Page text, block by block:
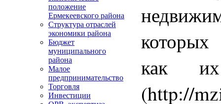
положение
Ермекеевского района
Структура отраслей
экономики района
Бюджет
муниципального
района
Малое
предпринимательство
Торговля
Инвестиции
которых
как их
(http://